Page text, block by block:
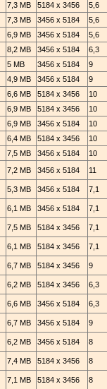
7,3 MB 5184 x 3456
5,6
7,3 MB 3456 x 5184
5,6
6,9 MB 3456 x 5184
5,6
8,2 MB 3456 x 5184
6,3
5 MB 3456 x 5184
9
4,9 MB 3456 x 5184
9
6,6 MB 5184 x 3456
10
6,9 MB 5184 x 3456
10
6,9 MB 3456 x 5184
10
6,4 MB 5184 x 3456
10
7,5 MB 3456 x 5184
10
7,2 MB 3456 x 5184 11
5,3 MB 3456 x 5184 7,1
6,1 MB 3456 x 5184 7,1
7,5 MB 5184 x 3456 7,1
6,1 MB 5184 x 3456 7,1
6,7 MB 5184 x 3456 9
6,2 MB 5184 x 3456 6,3
6,6 MB 3456 x 5184 6,3
6,7 MB 3456 x 5184 9
6,2 MB 3456 x 5184 8
7,4 MB 5184 x 3456 8
7,1 MB 5184 x 3456 8